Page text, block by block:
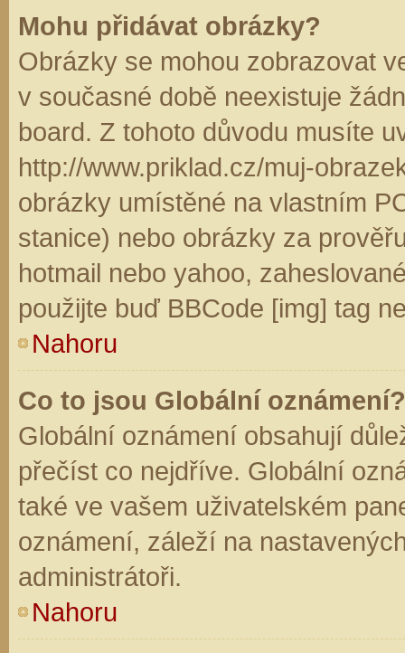
Mohu přidávat obrázky?
Obrázky se mohou zobrazovat
v současné době neexistuje
board. Z tohoto důvodu musíte
http://www.priklad.cz/muj-
obrázky umístěné na vlastním
stanice) nebo obrázky za
hotmail nebo yahoo,
použijte buď BBCode [img] tag
Nahoru
Co to jsou Globální oznámení?
Globální oznámení obsahují
přečíst co nejdříve. Globální
také ve vašem uživatelském
oznámení, záleží na
administrátoři.
Nahoru